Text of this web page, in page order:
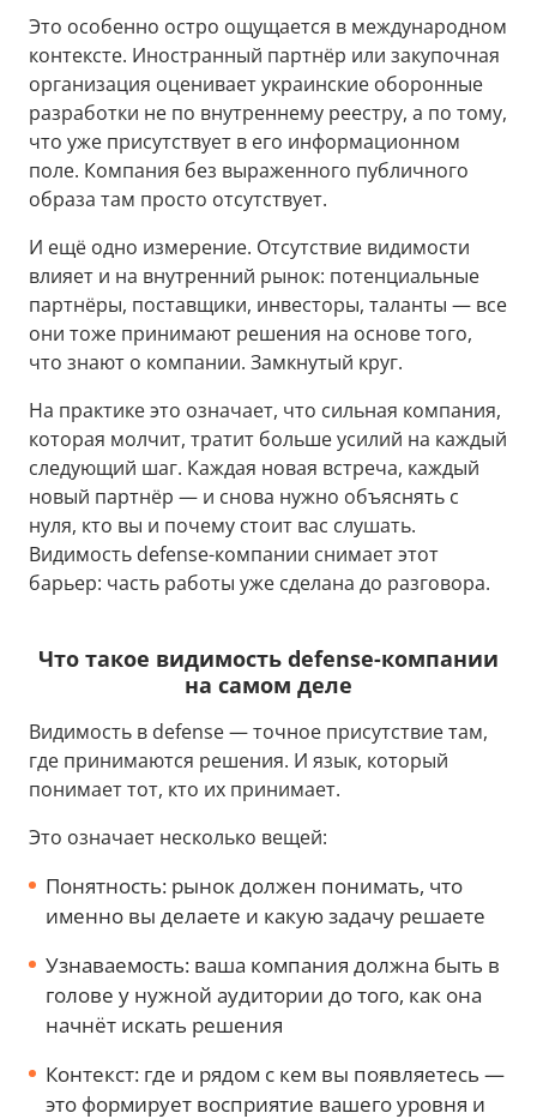
Это особенно остро ощущается в международном
контексте. Иностранный партнёр или закупочная
организация оценивает украинские оборонные
разработки не по внутреннему реестру, а по тому,
что уже присутствует в его информационном
поле. Компания без выраженного публичного
образа там просто отсутствует.
И ещё одно измерение. Отсутствие видимости
влияет и на внутренний рынок: потенциальные
партнёры, поставщики, инвесторы, таланты — все
они тоже принимают решения на основе того,
что знают о компании. Замкнутый круг.
На практике это означает, что сильная компания,
которая молчит, тратит больше усилий на каждый
следующий шаг. Каждая новая встреча, каждый
новый партнёр — и снова нужно объяснять с
нуля, кто вы и почему стоит вас слушать.
Видимость defense-компании снимает этот
барьер: часть работы уже сделана до разговора.
Что такое видимость defense-компании
на самом деле
Видимость в defense — точное присутствие там,
где принимаются решения. И язык, который
понимает тот, кто их принимает.
Это означает несколько вещей:
Понятность: рынок должен понимать, что
именно вы делаете и какую задачу решаете
Узнаваемость: ваша компания должна быть в
голове у нужной аудитории до того, как она
начнёт искать решения
Контекст: где и рядом с кем вы появляетесь —
это формирует восприятие вашего уровня и